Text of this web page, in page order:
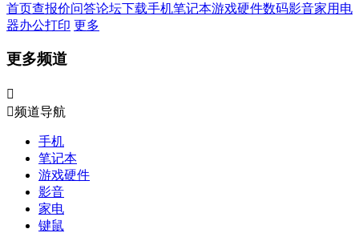
首页查报价问答论坛下载手机笔记本游戏硬件数码影音家用电
器办公打印 更多
更多频道

频道导航
手机
笔记本
游戏硬件
影音
家电
键鼠